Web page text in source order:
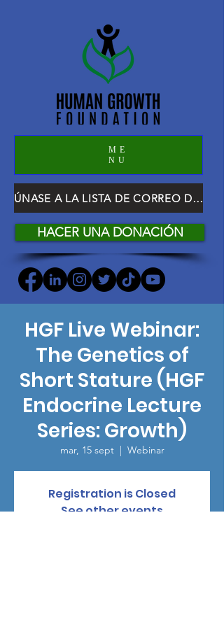
ME
NU
ÚNASE A LA LISTA DE CORREO DE HGF
HACER UNA DONACIÓN
HGF Live Webinar:
The Genetics of
Short Stature (HGF
Endocrine Lecture
Series: Growth)
mar, 15 sept
  |
Webinar
Registration is Closed
See other events